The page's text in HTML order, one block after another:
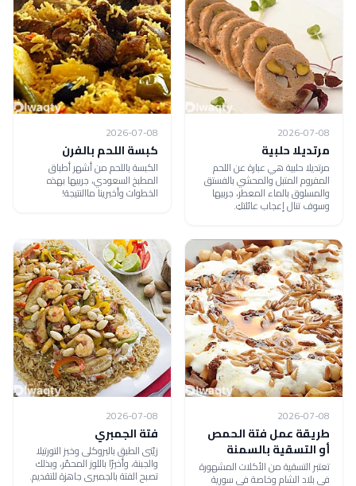
2026-07-08
مرتديلا حلبية
مرتديلا حلبية هي عبارة عن اللحم
المفروم المتبل والمحشي بالفستق
والمسلوق بالماء المعطر، جربيها
وسوف تنال إعجاب عائلتكِ.
2026-07-08
كبسة اللحم بالفرن
الكبسة باللحم من أشهر أطباق
المطبخ السعودي، جربيها بهذه
الخطوات وأخبرينا ماالنتيجة!
2026-07-08
طريقة عمل فتة الحمص
أو التسقية بالسمنة
تعتبر التسقية من الأكلات المشهورة
في بلاد الشام وخاصة في سورية
2026-07-08
فتة الجمبري
زيّنى الطبق بالبروكلى وخبز التورتيلا
والجبنة، وأخيرًا باللوز المحمّر، وبذلك
تصبح الفتة بالجمبرى جاهزة للتقديم.